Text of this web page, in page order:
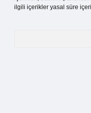
ilgili içerikler yasal süre